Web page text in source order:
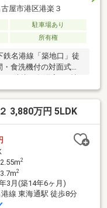
屋市港区港楽３
駐車場あり
所有権
名港線「築地口」徒
食洗機付の対面式キ
ススペースを配置・
ゆとりある1616サイ
列3台駐車可能(車種
170m)・バロー港栄店
手伝いします
軽にお問い合わせく
3,880万円 5LDK
2
2
3月(築14年6ヶ月)
線 東海通駅 徒歩8分